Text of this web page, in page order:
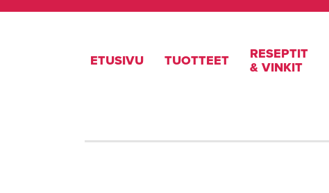
ETUSIVU TUOTTEET RESEPTIT
& VINKIT